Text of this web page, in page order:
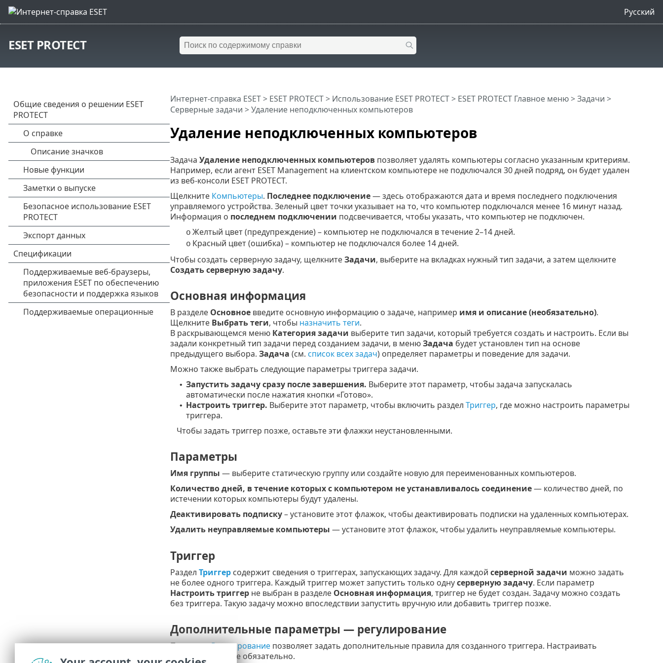
Русский
ESET PROTECT
Удаление неподключенных компьютеров
Интернет-справка ESET> ESET PROTECT> Использование ESET PROTECT> ESET PROTECT Главное меню>Задачи >
Серверные задачи > Удаление неподключенных компьютеров
Задача Удаление неподключенных компьютеровпозволяет удалять компьютеры согласно указанным критериям.
Например, если агент ESET Management на клиентском компьютере не подключался 30 дней подряд, он будет удален
из веб-консоли ESET PROTECT.
Щелкните Компьютеры. Последнее подключение— здесь отображаются дата и время последнего подключения
управляемого устройства. Зеленый цвет точки указывает на то, что компьютер подключался менее 16 минут назад.
Информация о последнем подключении подсвечивается, чтобы указать, что компьютер не подключен.
o Желтый цвет (предупреждение) – компьютер не подключался в течение 2–14 дней.
o Красный цвет (ошибка) – компьютер не подключался более 14 дней.
Чтобы создать серверную задачу, щелкнитеЗадачи, выберите на вкладках нужный тип задачи, а затем щелкните
Создать серверную задачу.
Основная информация
В разделе Основноевведите основную информацию о задаче, например имя и описание (необязательно).
Щелкните Выбрать теги, чтобы назначить теги.
В раскрывающемся меню Категория задачи выберите тип задачи, который требуется создать и настроить. Если вы
задали конкретный тип задачи перед созданием задачи, в менюЗадача будет установлен тип на основе
предыдущего выбора. Задача (см. список всех задач) определяет параметры и поведение для задачи.
Можно также выбрать следующие параметры триггера задачи.
• Запустить задачу сразу после завершения. Выберите этот параметр, чтобы задача запускалась
автоматически после нажатия кнопки «Готово».
• Настроить триггер. Выберите этот параметр, чтобы включить раздел Триггер, где можно настроить параметры
триггера.
Чтобы задать триггер позже, оставьте эти флажки неустановленными.
Параметры
Имя группы — выберите статическую группу или создайте новую для переименованных компьютеров.
Количество дней, в течение которых с компьютером не устанавливалось соединение— количество дней, по
истечении которых компьютеры будут удалены.
Деактивировать подписку– установите этот флажок, чтобы деактивировать подписки на удаленных компьютерах.
Удалить неуправляемые компьютеры — установите этот флажок, чтобы удалить неуправляемые компьютеры.
Триггер
Раздел Триггерсодержит сведения о триггерах, запускающих задачу. Для каждой серверной задачи можно задать
не более одного триггера. Каждый триггер может запустить только однусерверную задачу. Если параметр
Настроить триггерне выбран в разделе Основная информация, триггер не будет создан. Задачу можно создать
без триггера. Такую задачу можно впоследствии запустить вручную или добавить триггер позже.
Дополнительные параметры — регулирование
ПараметрРегулированиепозволяет задать дополнительные правила для созданного триггера. Настраивать
регулирование не обязательно.